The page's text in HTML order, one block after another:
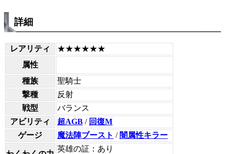
詳細
レアリティ
★★★★★★
属性
種族
聖騎士
撃種
反射
戦型
バランス
アビリティ
超AGB / 回復M
ゲージ
魔法陣ブースト / 闇属性キラー
英雄の証：あり